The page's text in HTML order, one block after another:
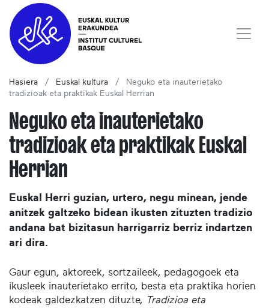
Hasiera Euskal kultura
Neguko eta inauterietako
tradizioak eta praktikak Euskal Herrian
Neguko eta inauterietako
tradizioak eta praktikak Euskal
Herrian
Euskal Herri guzian, urtero, negu minean, jende
anitzek galtzeko bidean ikusten zituzten tradizio
andana bat bizitasun harrigarriz berriz indartzen
ari dira.
Gaur egun, aktoreek, sortzaileek, pedagogoek eta
ikusleek inauterietako errito, besta eta praktika horien
kodeak galdezkatzen dituzte, Tradizioa eta